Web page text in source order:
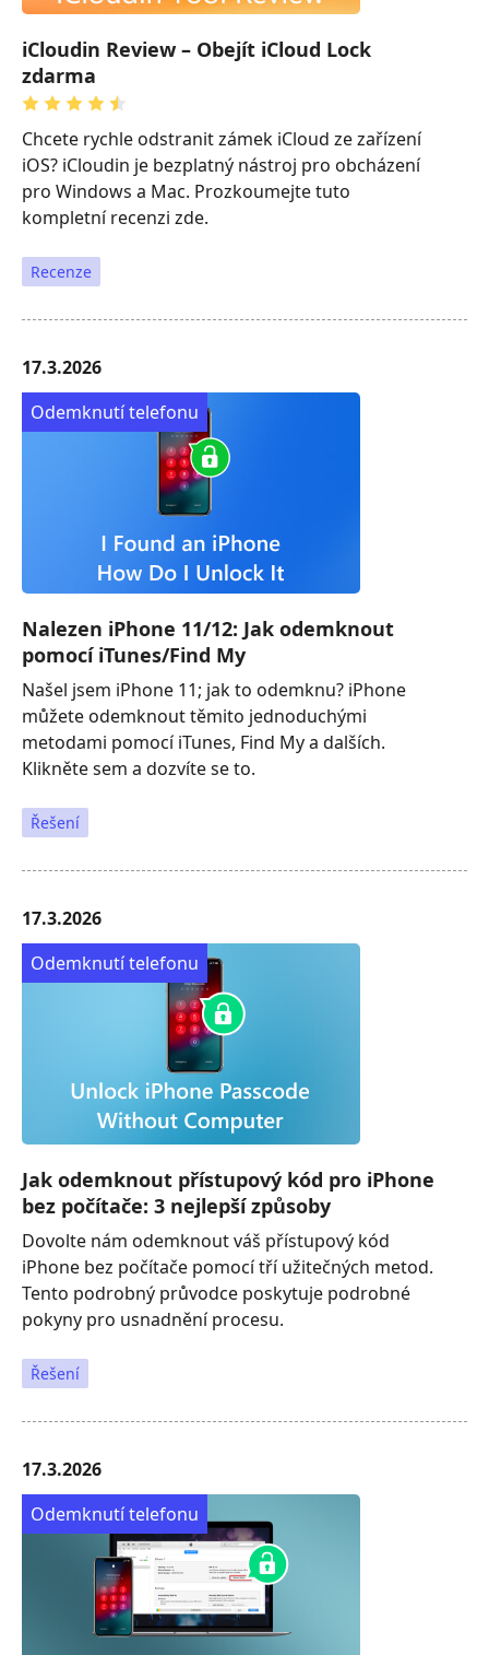
iCloudin Review – Obejít iCloud Lock
zdarma
Chcete rychle odstranit zámek iCloud ze zařízení
iOS? iCloudin je bezplatný nástroj pro obcházení
pro Windows a Mac. Prozkoumejte tuto
kompletní recenzi zde.
Recenze
Odemknutí telefonu
Nalezen iPhone 11/12: Jak odemknout
pomocí iTunes/Find My
Našel jsem iPhone 11; jak to odemknu? iPhone
můžete odemknout těmito jednoduchými
metodami pomocí iTunes, Find My a dalších.
Klikněte sem a dozvíte se to.
Řešení
17.3.2026
Odemknutí telefonu
Jak odemknout přístupový kód pro iPhone
bez počítače: 3 nejlepší způsoby
Dovolte nám odemknout váš přístupový kód
iPhone bez počítače pomocí tří užitečných metod.
Tento podrobný průvodce poskytuje podrobné
pokyny pro usnadnění procesu.
Řešení
17.3.2026
Odemknutí telefonu
17.3.2026